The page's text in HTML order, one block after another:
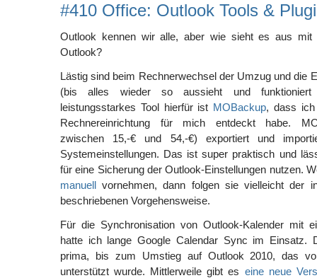
#410 Office: Outlook Tools &
Outlook kennen wir alle, aber wie sieht es aus mit
Outlook?
Lästig sind beim Rechnerwechsel der Umzug und die
(bis alles wieder so aussieht und
leistungsstarkes Tool hierfür ist MOBackup, dass ich
Rechnereinrichtung für mich entdeckt habe.
zwischen 15,-€ und 54,-€) exportiert und
Systemeinstellungen. Das ist super praktisch und
für eine Sicherung der Outlook-Einstellungen nutzen.
manuell vornehmen, dann folgen sie vielleicht der
beschriebenen Vorgehensweise.
Für die Synchronisation von Outlook-Kalender mit
hatte ich lange Google Calendar Sync im Einsatz.
prima, bis zum Umstieg auf Outlook 2010, das
unterstützt wurde. Mittlerweile gibt es eine neue